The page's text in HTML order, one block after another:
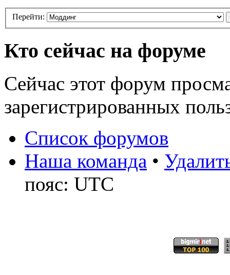
Перейти:
Кто сейчас на форуме
Сейчас этот форум
зарегистрированных
Список форумов
Наша команда •
пояс: UTC